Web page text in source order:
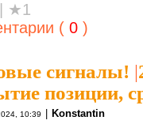
★1
( 0 )
сигналы! |
позиции,
10:39 Konstantin